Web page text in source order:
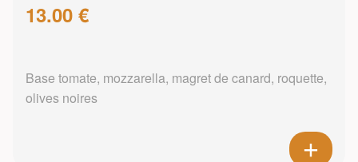
13.00 €
Base tomate, mozzarella, magret de canard, roquette,
olives noires